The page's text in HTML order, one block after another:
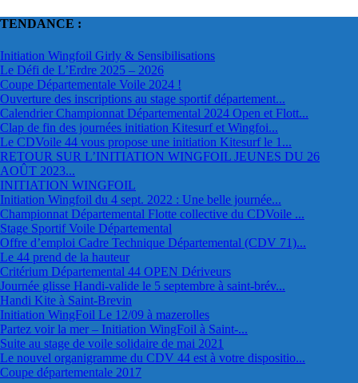
TENDANCE :
Initiation Wingfoil Girly & Sensibilisations
Le Défi de L’Erdre 2025 – 2026
Coupe Départementale Voile 2024 !
Ouverture des inscriptions au stage sportif département...
Calendrier Championnat Départemental 2024 Open et Flott...
Clap de fin des journées initiation Kitesurf et Wingfoi...
Le CDVoile 44 vous propose une initiation Kitesurf le 1...
RETOUR SUR L’INITIATION WINGFOIL JEUNES DU 26
AOÛT 2023...
INITIATION WINGFOIL
Initiation Wingfoil du 4 sept. 2022 : Une belle journée...
Championnat Départemental Flotte collective du CDVoile ...
Stage Sportif Voile Départemental
Offre d’emploi Cadre Technique Départemental (CDV 71)...
Le 44 prend de la hauteur
Critérium Départemental 44 OPEN Dériveurs
Journée glisse Handi-valide le 5 septembre à saint-brév...
Handi Kite à Saint-Brevin
Initiation WingFoil Le 12/09 à mazerolles
Partez voir la mer – Initiation WingFoil à Saint-...
Suite au stage de voile solidaire de mai 2021
Le nouvel organigramme du CDV 44 est à votre dispositio...
Coupe départementale 2017